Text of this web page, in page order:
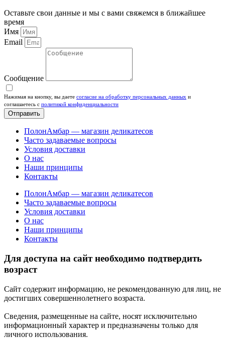
Оставьте свои данные и мы с вами свяжемся в ближайшее
время
Имя
Email
Сообщение
Нажимая на кнопку, вы даете согласие на обработку персональных данных и
соглашаетесь c политикой конфиденциальности
Отправить
ПолонАмбар — магазин деликатесов
Часто задаваемые вопросы
Условия доставки
О нас
Наши принципы
Контакты
ПолонАмбар — магазин деликатесов
Часто задаваемые вопросы
Условия доставки
О нас
Наши принципы
Контакты
Для доступа на сайт необходимо подтвердить
возраст
Сайт содержит информацию, не рекомендованную для лиц, не
достигших совершеннолетнего возраста.
Сведения, размещенные на сайте, носят исключительно
информационный характер и предназначены только для
личного использования.